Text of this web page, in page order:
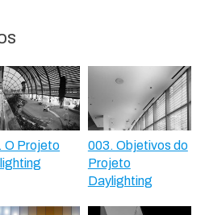
O Projeto
003. Objetivos do
Projeto
Daylighting